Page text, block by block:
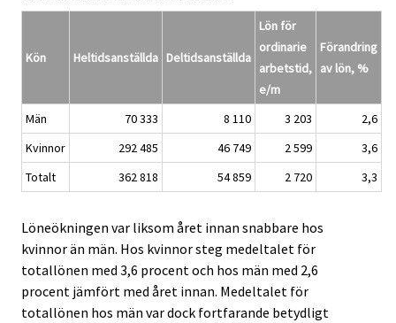
Kön Heltidsanställda Deltidsanställda
Lön för
ordinarie
arbetstid,
e/m
Förandring
av lön, %
Män 70 333 8 110 3 203
2,6
Kvinnor
292 485 46 749 2 599
3,6
Totalt
362 818 54 859 2 720 3,3
Löneökningen var liksom året innan snabbare hos
kvinnor än män. Hos kvinnor steg medeltalet för
totallönen med 3,6 procent och hos män med 2,6
procent jämfört med året innan. Medeltalet för
totallönen hos män var dock fortfarande betydligt